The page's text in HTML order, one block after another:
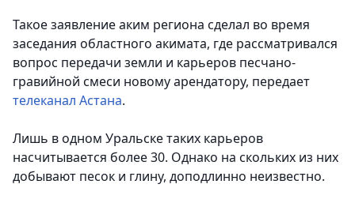
Такое заявление аким региона сделал во время
заседания областного акимата, где рассматривался
вопрос передачи земли и карьеров песчано-
гравийной смеси новому арендатору, передает
телеканал Астана.
Лишь в одном Уральске таких карьеров
насчитывается более 30. Однако на скольких из них
добывают песок и глину, доподлинно неизвестно.